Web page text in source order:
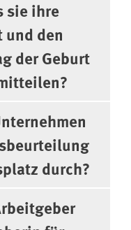
sie ihre
und den
der Geburt
durch?